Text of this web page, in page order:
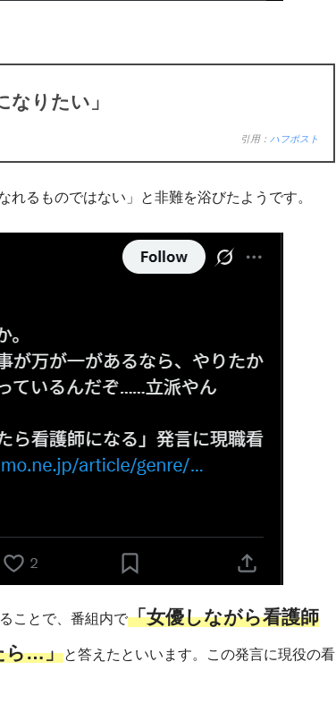
なりたい」
引用： ハフポスト
るものではない」と非難を浴びたようです。
ことで、番組内で「女優しながら看護師
ら…」と答えたといいます。この発言に現役の看